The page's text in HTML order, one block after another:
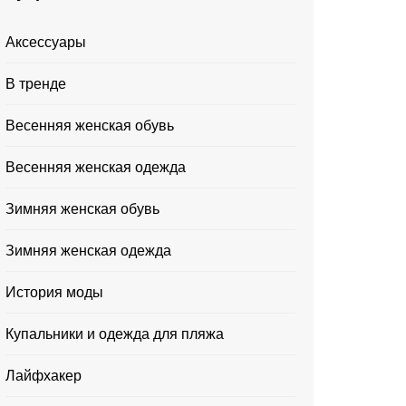
Аксессуары
В тренде
Весенняя женская обувь
Весенняя женская одежда
Зимняя женская обувь
Зимняя женская одежда
История моды
Купальники и одежда для пляжа
Лайфхакер